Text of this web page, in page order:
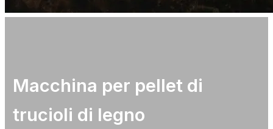
Macchina per pellet di
trucioli di legno